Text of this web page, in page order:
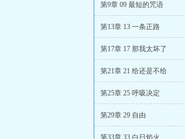
第9章 09 最短的咒语
第13章 13 一条正路
第17章 17 那我太坏了
第21章 21 给还是不给
第25章 25 呼吸决定
第29章 29 自由
第33章 33 白日焰火